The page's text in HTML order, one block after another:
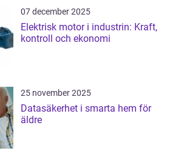
07 december 2025
Elektrisk motor i industrin: Kraft,
kontroll och ekonomi
25 november 2025
Datasäkerhet i smarta hem för
äldre